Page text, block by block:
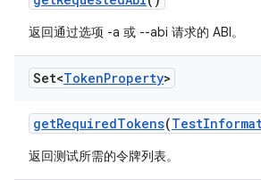
返回通过选项 -a 或 --abi 请求的 ABI。
Set<TokenProperty>
getRequiredTokens(Test
返回测试所需的令牌列表。